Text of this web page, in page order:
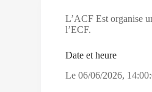
L’ACF Est organise
l’ECF.
Date et heure
Le06/06/2026,